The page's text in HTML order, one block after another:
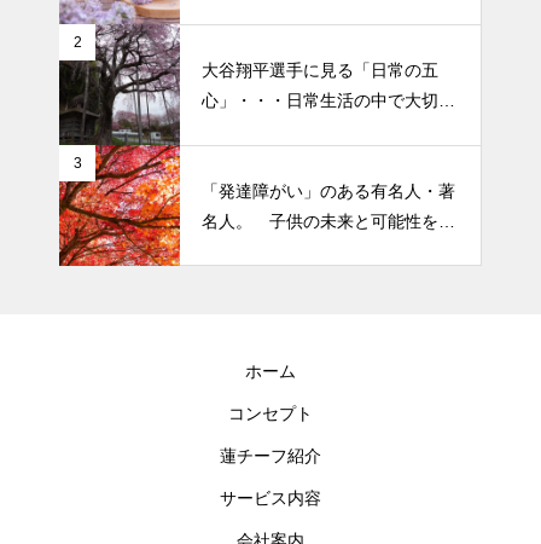
「食生活習慣の改善」が今年の
テーマです。
2
大谷翔平選手に見る「日常の五
心」・・・日常生活の中で大切
3
「発達障がい」のある有名人・著
名人。 子供の未来と可能性を秘
ホーム
コンセプト
蓮チーフ紹介
サービス内容